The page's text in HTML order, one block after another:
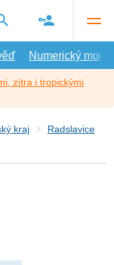
Numerický model
zítra i tropickými
kraj
Radslavice